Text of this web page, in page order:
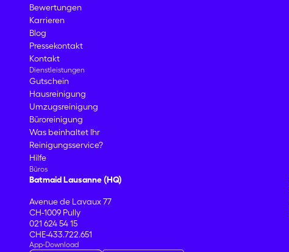
Bewertungen
Karrieren
Blog
Pressekontakt
Kontakt
Dienstleistungen
Gutschein
Hausreinigung
Umzugsreinigung
Büroreinigung
Was beinhaltet Ihr
Reinigungsservice?
Hilfe
Büros
Batmaid Lausanne (HQ)
Avenue de Lavaux 77
CH-1009 Pully
021 624 54 15
CHE-433.722.651
App-Download